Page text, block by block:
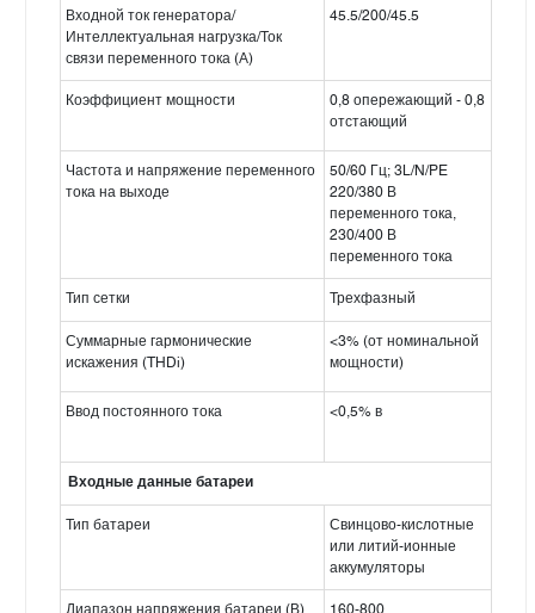
Входной ток генератора/
Интеллектуальная нагрузка/Ток
связи переменного тока (А)
45.5/200/45.5
Коэффициент мощности
0,8 опережающий - 0,8
отстающий
Частота и напряжение переменного
тока на выходе
50/60 Гц; 3L/N/PE
220/380 В
переменного тока,
230/400 В
переменного тока
Тип сетки Трехфазный
Суммарные гармонические
искажения (THDi)
<3% (от номинальной
мощности)
Ввод постоянного тока <0,5% в
Входные данные батареи
Тип батареи
Свинцово-кислотные
или литий-ионные
аккумуляторы